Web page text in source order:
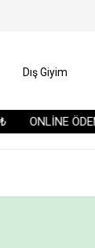
ONLİNE
Dış Giyim